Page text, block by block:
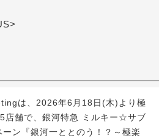
は、2026年6月18日(木)より極
店舗で、銀河特急 ミルキー☆サブ
ン『銀河一ととのう！？～極楽